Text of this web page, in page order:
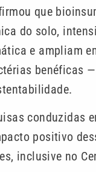
que
do solo,
e ampliam
benéficas
conduzidas
positivo
inclusive no